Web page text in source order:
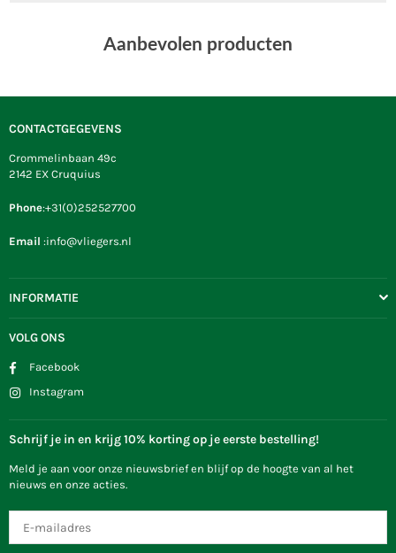
Aanbevolen producten
CONTACTGEGEVENS
Crommelinbaan 49c
2142 EX Cruquius
Phone:+31(0)252527700
Email :info@vliegers.nl
INFORMATIE
VOLG ONS
Facebook
Instagram
Schrijf je in en krijg 10% korting op je eerste bestelling!
Meld je aan voor onze nieuwsbrief en blijf op de hoogte van al het
nieuws en onze acties.